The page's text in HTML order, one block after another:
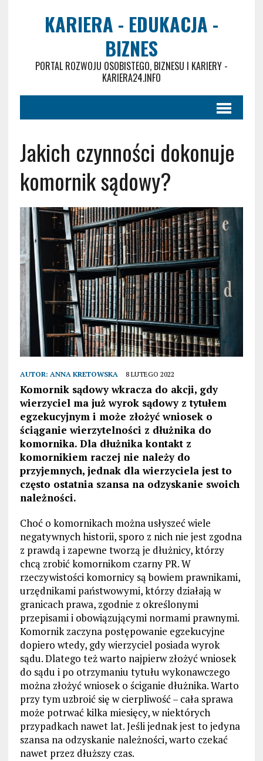
KARIERA - EDUKACJA -
BIZNES
PORTAL ROZWOJU OSOBISTEGO, BIZNESU I KARIERY -
KARIERA24.INFO
Jakich czynności dokonuje
komornik sądowy?
AUTOR: ANNA KRETOWSKA 8 LUTEGO 2022
Komornik sądowy wkracza do akcji, gdy
wierzyciel ma już wyrok sądowy z tytułem
egzekucyjnym i może złożyć wniosek o
ściąganie wierzytelności z dłużnika do
komornika. Dla dłużnika kontakt z
komornikiem raczej nie należy do
przyjemnych, jednak dla wierzyciela jest to
często ostatnia szansa na odzyskanie swoich
należności.
Choć o komornikach można usłyszeć wiele
negatywnych historii, sporo z nich nie jest zgodna
z prawdą i zapewne tworzą je dłużnicy, którzy
chcą zrobić komornikom czarny PR. W
rzeczywistości komornicy są bowiem prawnikami,
urzędnikami państwowymi, którzy działają w
granicach prawa, zgodnie z określonymi
przepisami i obowiązującymi normami prawnymi.
Komornik zaczyna postępowanie egzekucyjne
dopiero wtedy, gdy wierzyciel posiada wyrok
sądu. Dlatego też warto najpierw złożyć wniosek
do sądu i po otrzymaniu tytułu wykonawczego
można złożyć wniosek o ściganie dłużnika. Warto
przy tym uzbroić się w cierpliwość – cała sprawa
może potrwać kilka miesięcy, w niektórych
przypadkach nawet lat. Jeśli jednak jest to jedyna
szansa na odzyskanie należności, warto czekać
nawet przez dłuższy czas.